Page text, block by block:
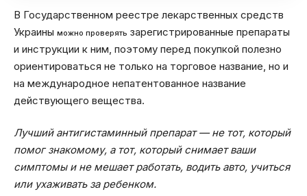
В Государственном реестре лекарственных средств
Украины можно проверять зарегистрированные препараты
и инструкции к ним, поэтому перед покупкой полезно
ориентироваться не только на торговое название, но и
на международное непатентованное название
действующего вещества.
Лучший антигистаминный препарат — не тот, который
помог знакомому, а тот, который снимает ваши
симптомы и не мешает работать, водить авто, учиться
или ухаживать за ребенком.